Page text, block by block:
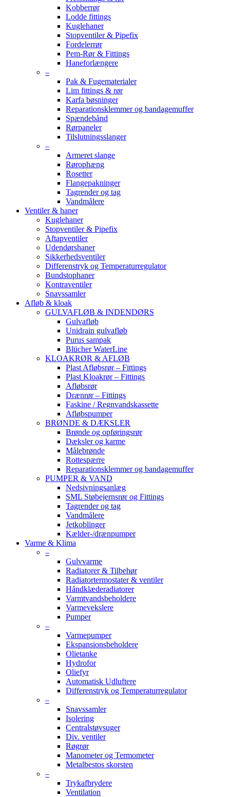
Kobberrør
Lodde fittings
Kuglehaner
Stopventiler & Pipefix
Fordelerrør
Pem-Rør & Fittings
Haneforlængere
–
Pak & Fugematerialer
Lim fittings & rør
Karfa bøsninger
Reparationsklemmer og bandagemuffer
Spændebånd
Rørpaneler
Tilslutningsslanger
–
Armeret slange
Rørophæng
Rosetter
Flangepakninger
Tagrender og tag
Vandmålere
Ventiler & haner
Kuglehaner
Stopventiler & Pipefix
Aftapventiler
Udendørshaner
Sikkerhedsventiler
Differenstryk og Temperaturregulator
Bundstophaner
Kontraventiler
Snavssamler
Afløb & kloak
GULVAFLØB & INDENDØRS
Gulvafløb
Unidrain gulvafløb
Purus sampak
Blücher WaterLine
KLOAKRØR & AFLØB
Plast Afløbsrør – Fittings
Plast Kloakrør – Fittings
Afløbsrør
Drænrør – Fittings
Faskine / Regnvandskassette
Afløbspumper
BRØNDE & DÆKSLER
Brønde og opføringsrør
Dæksler og karme
Målebrønde
Rottespærre
Reparationsklemmer og bandagemuffer
PUMPER & VAND
Nedsivningsanlæg
SML Støbejernsrør og Fittings
Tagrender og tag
Vandmålere
Jetkoblinger
Kælder-/drænpumper
Varme & Klima
–
Gulvvarme
Radiatorer & Tilbehør
Radiatortermostater & ventiler
Håndklæderadiatorer
Varmtvandsbeholdere
Varmevekslere
Pumper
–
Varmepumper
Ekspansionsbeholdere
Olietanke
Hydrofor
Oliefyr
Automatisk Udluftere
Differenstryk og Temperaturregulator
–
Snavssamler
Isolering
Centralstøvsuger
Div. ventiler
Røgrør
Manometer og Termometer
Metalbestos skorsten
–
Trykafbrydere
Ventilation